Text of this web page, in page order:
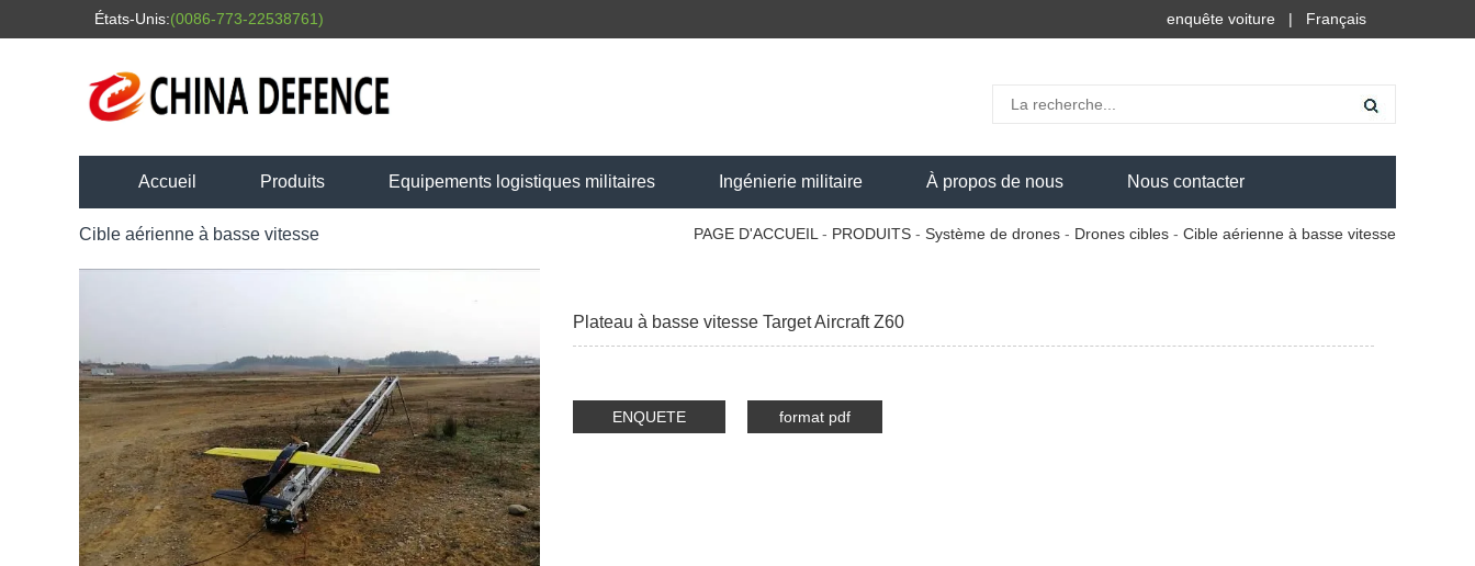
États-Unis:(0086-773-22538761) Français
|
enquête voiture
Accueil Produits Equipements logistiques militaires Ingénierie militaire À propos de nous Nous contacter
Cible aérienne à basse vitesse PAGE D'ACCUEIL - PRODUITS - Système de drones - Drones cibles - Cible aérienne à basse vitesse
Plateau à basse vitesse Target Aircraft Z60
ENQUETE format pdf